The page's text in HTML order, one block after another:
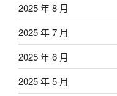
2025 年 8 月
2025 年 7 月
2025 年 6 月
2025 年 5 月